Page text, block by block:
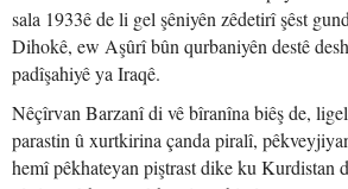
sala 1933ê de li gel şêniyên zêdetirî şêst
Dihokê, ew Aşûrî bûn qurbaniyên destê
padîşahiyê ya Iraqê.
Nêçîrvan Barzanî di vê bîranîna biêş de,
parastin û xurtkirina çanda piralî,
hemî pêkhateyan piştrast dike ku Kurdistan